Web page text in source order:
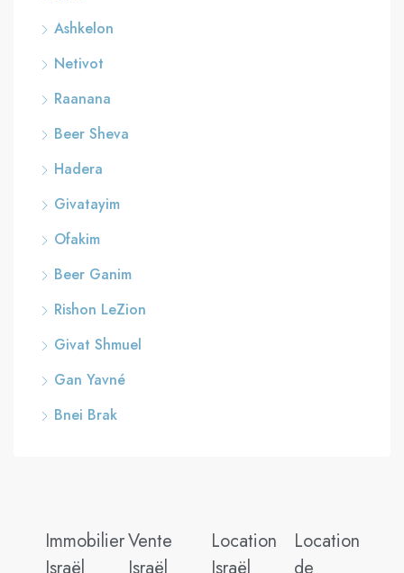
Ashkelon
Netivot
Raanana
Beer Sheva
Hadera
Givatayim
Ofakim
Beer Ganim
Rishon LeZion
Givat Shmuel
Gan Yavné
Bnei Brak
Immobilier
Israël
Vente
Israël
Location
Israël
Location
de